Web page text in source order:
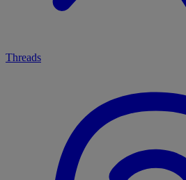
Threads